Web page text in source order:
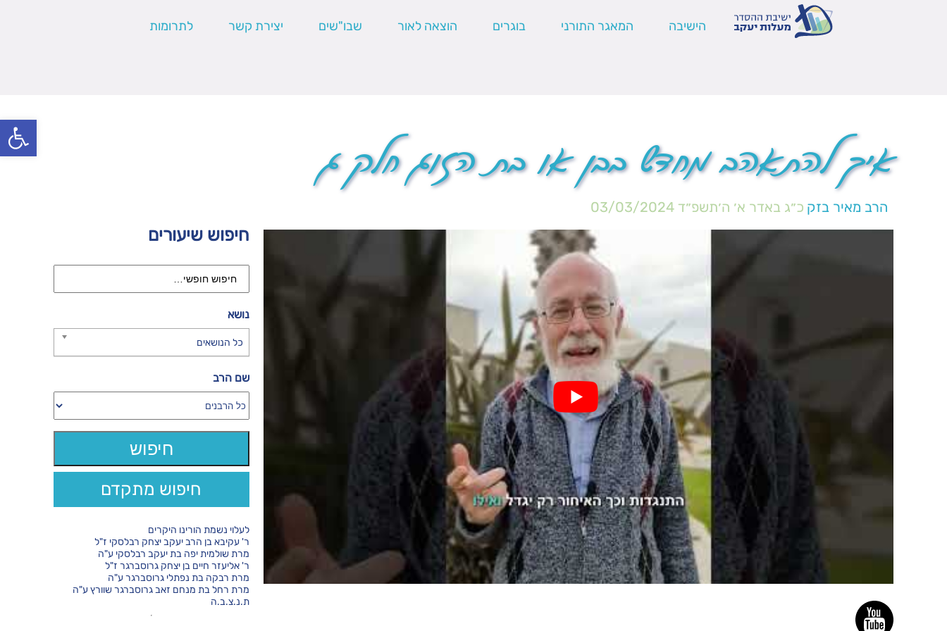
פתח
הישיבה המאגר התורני בוגרים הוצאה לאור שבו"שים יצירת קשר לתרומות
איך להתאהב מחדש בבן או בת הזוג חלק ג
הרב מאיר בזק כ״ג באדר א׳ ה׳תשפ״ד 03/03/2024
חיפוש שיעורים
נושא
כל הנושאים
שם הרב
חיפוש מתקדם
לעלוי נשמת הורינו היקרים
ר' עקיבא בן הרב יעקב יצחק רבלסקי ז"ל
מרת שולמית יפה בת יעקב רבלסקי ע"ה
ר' אליעזר חיים בן יצחק גרוסברגר ז"ל
מרת רבקה בת נפתלי גרוסברגר ע"ה
מרת רחל בת מנחם זאב גרוסברגר שוורץ ע"ה
ת.נ.צ.ב.ה